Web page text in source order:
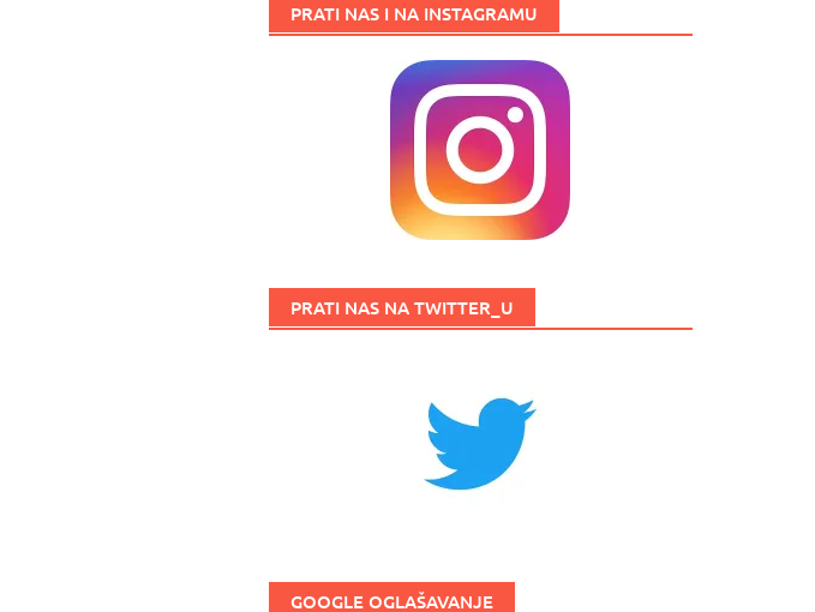
PRATI NAS I NA INSTAGRAMU
PRATI NAS NA TWITTER_U
GOOGLE OGLAŠAVANJE